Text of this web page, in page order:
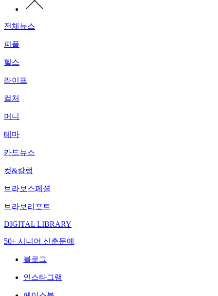
전체뉴스
피플
헬스
라이프
컬처
머니
테마
카드뉴스
컷&칼럼
브라보스페셜
브라보리포트
DIGITAL LIBRARY
50+ 시니어 신춘문예
블로그
인스타그램